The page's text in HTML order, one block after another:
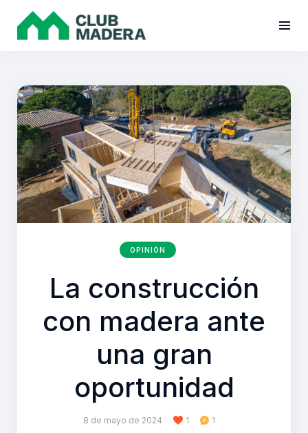
OPINIÓN
La construcción
con madera ante
una gran
oportunidad
8 de mayo de 2024 1 1